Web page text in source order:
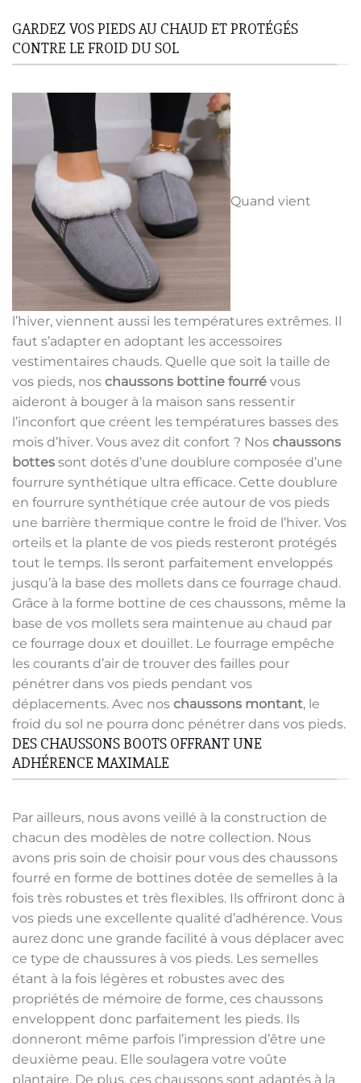
Les
options
peuvent
choisies
la
page
du
produit
Les
peuvent
GARDEZ VOS PIEDS AU CHAUD ET PROTÉGÉS
CONTRE LE FROID DU SOL
Quand vient
l’hiver, viennent aussi les températures extrêmes. Il
faut s’adapter en adoptant les accessoires
vestimentaires chauds. Quelle que soit la taille de
vos pieds, nos chaussons bottine fourré vous
aideront à bouger à la maison sans ressentir
l’inconfort que créent les températures basses des
mois d’hiver. Vous avez dit confort ? Nos chaussons
bottes sont dotés d’une doublure composée d’une
fourrure synthétique ultra efficace. Cette doublure
en fourrure synthétique crée autour de vos pieds
une barrière thermique contre le froid de l’hiver. Vos
orteils et la plante de vos pieds resteront protégés
tout le temps. Ils seront parfaitement enveloppés
jusqu’à la base des mollets dans ce fourrage chaud.
Grâce à la forme bottine de ces chaussons, même la
base de vos mollets sera maintenue au chaud par
ce fourrage doux et douillet. Le fourrage empêche
les courants d’air de trouver des failles pour
pénétrer dans vos pieds pendant vos
déplacements. Avec nos chaussons montant, le
froid du sol ne pourra donc pénétrer dans vos pieds.
DES CHAUSSONS BOOTS OFFRANT UNE
ADHÉRENCE MAXIMALE
Par ailleurs, nous avons veillé à la construction de
chacun des modèles de notre collection. Nous
avons pris soin de choisir pour vous des chaussons
fourré en forme de bottines dotée de semelles à la
fois très robustes et très flexibles. Ils offriront donc à
vos pieds une excellente qualité d’adhérence. Vous
aurez donc une grande facilité à vous déplacer avec
ce type de chaussures à vos pieds. Les semelles
étant à la fois légères et robustes avec des
propriétés de mémoire de forme, ces chaussons
enveloppent donc parfaitement les pieds. Ils
donneront même parfois l’impression d’être une
deuxième peau. Elle soulagera votre voûte
plantaire. De plus, ces chaussons sont adaptés à la